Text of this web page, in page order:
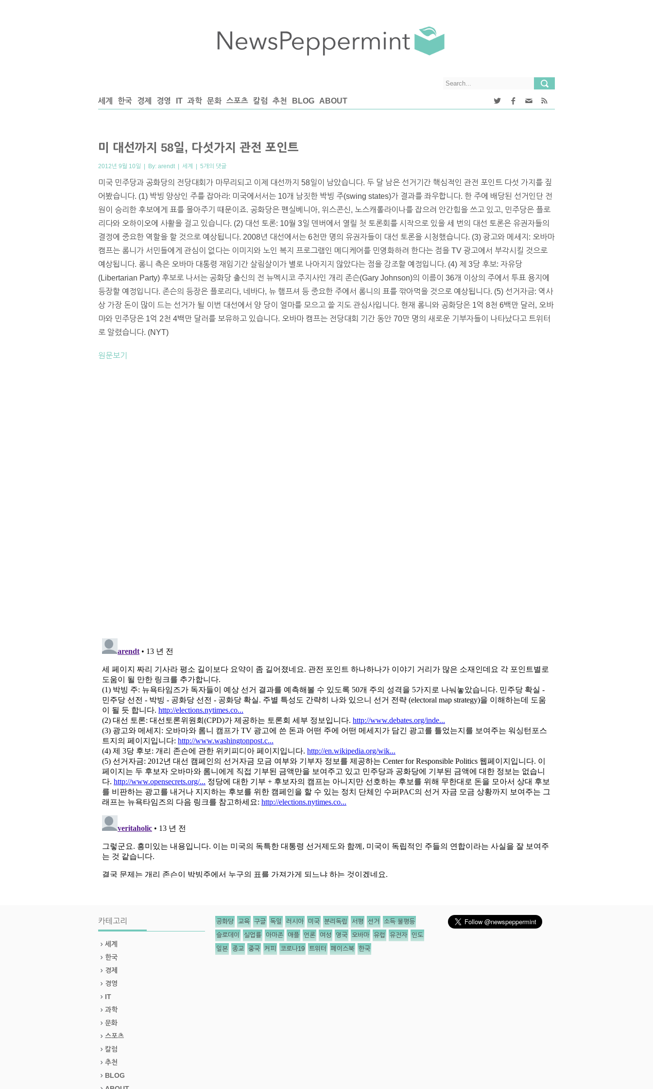
세계 한국 경제 경영 IT 과학 문화 스포츠 칼럼 추천 BLOG ABOUT
미 대선까지 58일, 다섯가지 관전 포인트
2012년 9월 10일 | By: arendt| 세계 | 5개의 댓글
미국 민주당과 공화당의 전당대회가 마무리되고 이제 대선까지 58일이 남았습니다. 두 달 남은 선거기간 핵심적인 관전 포인트 다섯 가지를 짚
어봤습니다. (1) 박빙 양상인 주를 잡아라: 미국에서서는 10개 남짓한 박빙 주(swing states)가 결과를 좌우합니다. 한 주에 배당된 선거인단 전
원이 승리한 후보에게 표를 몰아주기 때문이죠. 공화당은 펜실베니아, 위스콘신, 노스캐롤라이나를 잡으려 안간힘을 쓰고 있고, 민주당은 플로
리다와 오하이오에 사활을 걸고 있습니다. (2) 대선 토론: 10월 3일 덴버에서 열릴 첫 토론회를 시작으로 있을 세 번의 대선 토론은 유권자들의
결정에 중요한 역할을 할 것으로 예상됩니다. 2008년 대선에서는 6천만 명의 유권자들이 대선 토론을 시청했습니다. (3) 광고와 메세지: 오바마
캠프는 롬니가 서민들에게 관심이 없다는 이미지와 노인 복지 프로그램인 메디케어를 민영화하려 한다는 점을 TV 광고에서 부각시킬 것으로
예상됩니다. 롬니 측은 오바마 대통령 재임기간 살림살이가 별로 나아지지 않았다는 점을 강조할 예정입니다. (4) 제 3당 후보: 자유당
(Libertarian Party) 후보로 나서는 공화당 출신의 전 뉴멕시코 주지사인 개리 존슨(Gary Johnson)의 이름이 36개 이상의 주에서 투표 용지에
등장할 예정입니다. 존슨의 등장은 플로리다, 네바다, 뉴 햄프셔 등 중요한 주에서 롬니의 표를 깎아먹을 것으로 예상됩니다. (5) 선거자금: 역사
상 가장 돈이 많이 드는 선거가 될 이번 대선에서 양 당이 얼마를 모으고 쓸 지도 관심사입니다. 현재 롬니와 공화당은 1억 8천 6백만 달러, 오바
마와 민주당은 1억 2천 4백만 달러를 보유하고 있습니다. 오바마 캠프는 전당대회 기간 동안 70만 명의 새로운 기부자들이 나타났다고 트위터
로 알렸습니다. (NYT)
원문보기
카테고리
세계
한국
경제
경영
IT
과학
문화
스포츠
칼럼
추천
BLOG
공화당 교육 구글 독일 러시아 미국 분리독립 서평 선거 소득 불평등
슬로데이 실업률 아마존 애플 언론 여성 영국 오바마 유럽 유전자 인도
일본 종교 중국 커피 코로나19 트위터 페이스북 한국